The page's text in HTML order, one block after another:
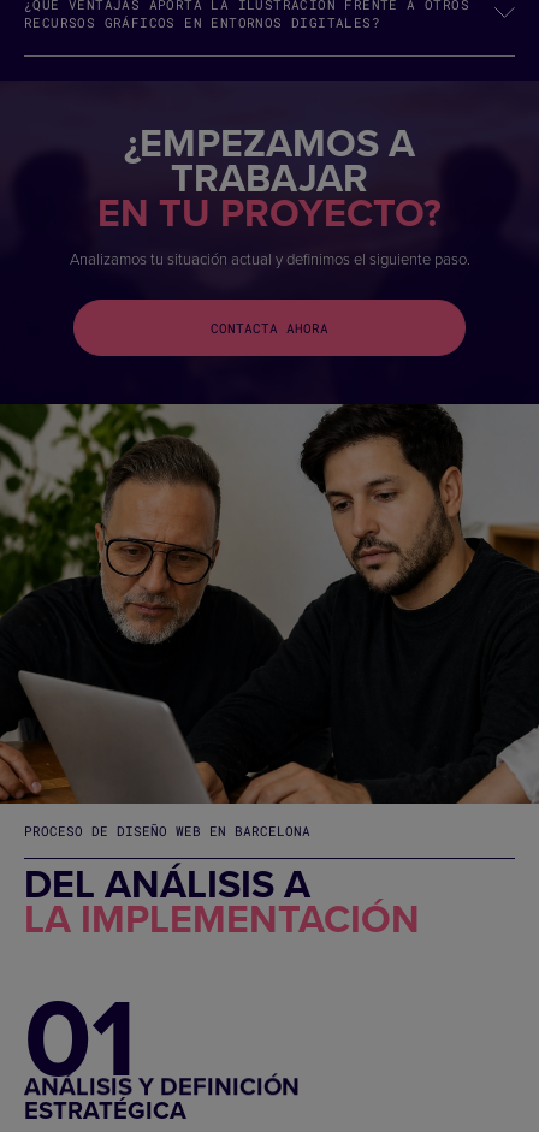
¿QUÉ VENTAJAS APORTA LA ILUSTRACIÓN FRENTE A OTROS
RECURSOS GRÁFICOS EN ENTORNOS DIGITALES?
¿EMPEZAMOS A
TRABAJAR
EN TU PROYECTO?
Analizamos tu situación actual y definimos el siguiente paso.
CONTACTA AHORA
PROCESO DE DISEÑO WEB EN BARCELONA
DEL ANÁLISIS A
LA IMPLEMENTACIÓN
01
ANÁLISIS Y DEFINICIÓN
ESTRATÉGICA